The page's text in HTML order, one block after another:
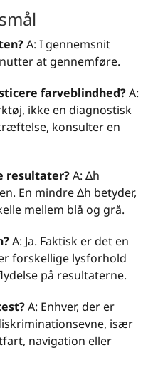
A: I gennemsnit
at gennemføre.
farveblindhed?A:
ikke en diagnostisk
konsulter en
resultater?A: Δh
En mindre Δh betyder,
mellem blå og grå.
A: Ja. Faktisk er det en
forskellige lysforhold
på resultaterne.
A: Enhver, der er
især
navigation eller